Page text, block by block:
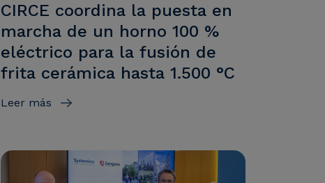
CIRCE coordina la puesta en
marcha de un horno 100 %
eléctrico para la fusión de
frita cerámica hasta 1.500 °C
Leer más